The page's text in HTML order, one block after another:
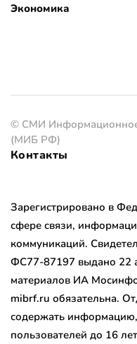
Экономика
© СМИ
(МИБ РФ)
Контакты
Зарегистрировано в
сфере связи,
коммуникаций.
ФС77-87197 выдано 22
материалов ИА
mibrf.ru обязательна.
содержать
пользователей до 16 лет